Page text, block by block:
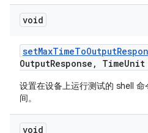
void
setMaxTimeToOutput
OutputResponse , TimeUnit
设置在设备上运行测试的 shell
间。
void